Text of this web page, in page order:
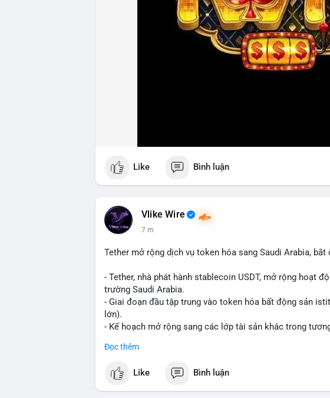
Like Bình luận
Vlike Wire
7 m
Tether mở rộng dịch vụ token hóa sang Saudi Arabia,
- Tether, nhà phát hành stablecoin USDT, mở rộng hoạt
trường Saudi Arabia.
- Giai đoạn đầu tập trung vào token hóa bất động sản
lớn).
- Kế hoạch mở rộng sang các lớp tài sản khác trong
blockchain.
#binancesquare #cryptonews #usdt
#blockchain
Đọc thêm
Like Bình luận